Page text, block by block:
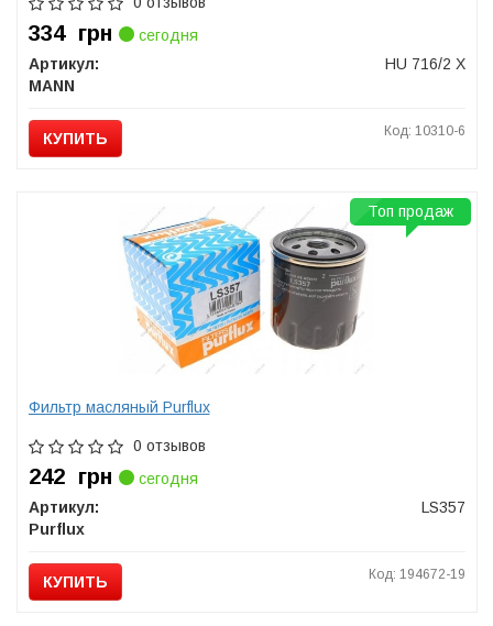
334 грн
сегодня
Артикул:
HU 716/2 X
MANN
КУПИТЬ Код: 10310-6
Фильтр масляный Purflux
0 отзывов
242 грн
сегодня
Артикул:
LS357
Purflux
КУПИТЬ Код: 194672-19
Топ продаж